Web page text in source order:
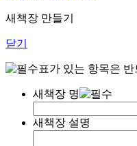
새책장 만들기
닫기
표가 있는 항목은
새책장 명
새책장 설명